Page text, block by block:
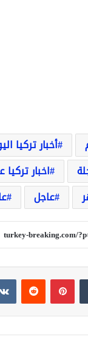
أخبار تركيا
اخبار تركيا
عاجل
بينتيريست